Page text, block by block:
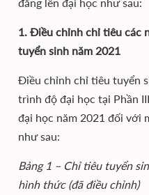
1. Điều chỉnh chỉ tiêu các
tuyển sinh năm 2021
Điều chỉnh chỉ tiêu tuyển
trình độ đại học tại Phần
đại học năm 2021 đối với
như sau:
Bảng 1 – Chỉ tiêu tuyển
hình thức (đã điều chỉnh)